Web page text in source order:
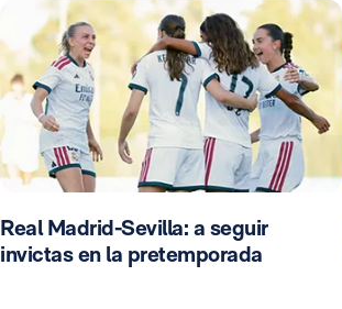
Real Madrid-Sevilla: a seguir
invictas en la pretemporada